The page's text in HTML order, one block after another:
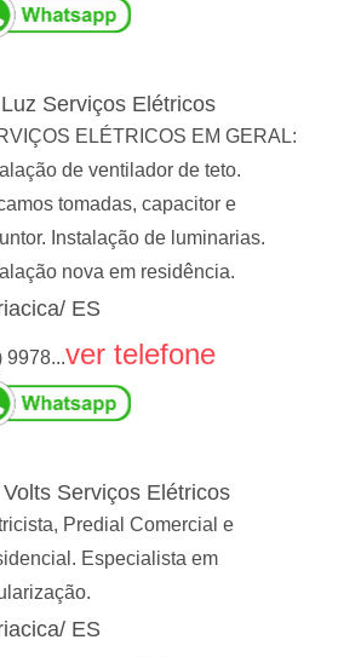
Serviços Elétricos
ELÉTRICOS EM GERAL:
de ventilador de teto.
tomadas, capacitor e
Instalação de luminarias.
nova em residência.
ES
9978...ver telefone
Volts Serviços Elétricos
Predial Comercial e
Especialista em
ES